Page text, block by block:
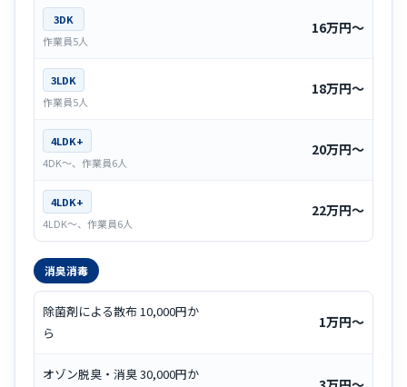
3DK
作業員5人
16万円〜
3LDK
作業員5人
18万円〜
4LDK+
4DK～、作業員6人
20万円〜
4LDK+
4LDK～、作業員6人
22万円〜
消臭消毒
除菌剤による散布 10,000円か
ら
1万円〜
オゾン脱臭・消臭 30,000円か